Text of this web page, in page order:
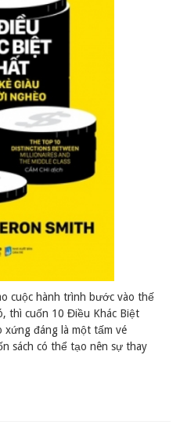
cuộc hành trình bước vào thế
thì cuốn 10 Điều Khác Biệt
xứng đáng là một tấm vé
sách có thể tạo nên sự thay